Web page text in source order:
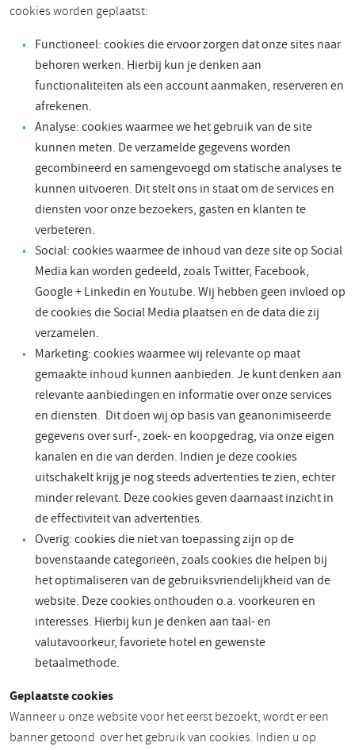
cookies worden geplaatst:
Functioneel: cookies die ervoor zorgen dat onze sites naar
behoren werken. Hierbij kun je denken aan
functionaliteiten als een account aanmaken, reserveren en
afrekenen.
Analyse: cookies waarmee we het gebruik van de site
kunnen meten. De verzamelde gegevens worden
gecombineerd en samengevoegd om statische analyses te
kunnen uitvoeren. Dit stelt ons in staat om de services en
diensten voor onze bezoekers, gasten en klanten te
verbeteren.
Social: cookies waarmee de inhoud van deze site op Social
Media kan worden gedeeld, zoals Twitter, Facebook,
Google + Linkedin en Youtube. Wij hebben geen invloed op
de cookies die Social Media plaatsen en de data die zij
verzamelen.
Marketing: cookies waarmee wij relevante op maat
gemaakte inhoud kunnen aanbieden. Je kunt denken aan
relevante aanbiedingen en informatie over onze services
en diensten. Dit doen wij op basis van geanonimiseerde
gegevens over surf-, zoek- en koopgedrag, via onze eigen
kanalen en die van derden. Indien je deze cookies
uitschakelt krijg je nog steeds advertenties te zien, echter
minder relevant. Deze cookies geven daarnaast inzicht in
de effectiviteit van advertenties.
Overig: cookies die niet van toepassing zijn op de
bovenstaande categorieën, zoals cookies die helpen bij
het optimaliseren van de gebruiksvriendelijkheid van de
website. Deze cookies onthouden o.a. voorkeuren en
interesses. Hierbij kun je denken aan taal- en
valutavoorkeur, favoriete hotel en gewenste
betaalmethode.
Geplaatste cookies
Wanneer u onze website voor het eerst bezoekt, wordt er een
banner getoond over het gebruik van cookies. Indien u op